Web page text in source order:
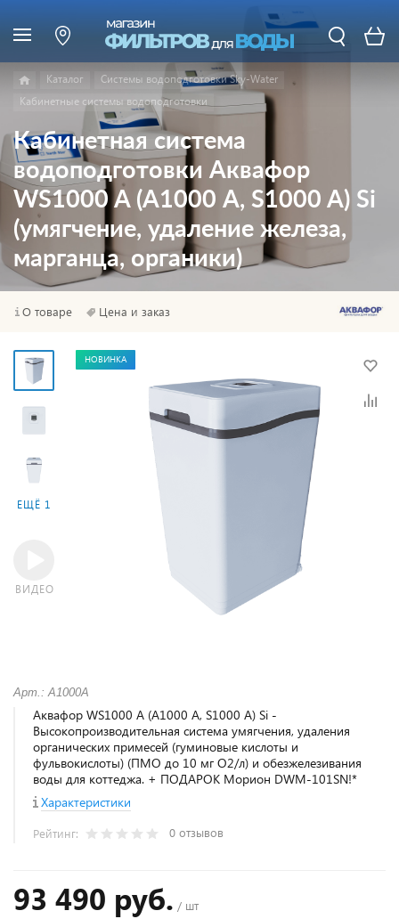
Каталог
Системы водоподготовки Sky-Water
Кабинетные системы водоподготовки
Кабинетная система
водоподготовки Аквафор
WS1000 A (А1000 A, S1000 A) Si
(умягчение, удаление железа,
марганца, органики)
О товаре Цена и заказ
ЕЩЁ 1
ВИДЕО
НОВИНКА
Арт.: A1000A
Аквафор WS1000 A (А1000 A, S1000 A) Si -
Высокопроизводительная система умягчения, удаления
органических примесей (гуминовые кислоты и
фульвокислоты) (ПМО до 10 мг О2/л) и обезжелезивания
воды для коттеджа. + ПОДАРОК Морион DWM-101SN!*
Характеристики
Рейтинг: 0 отзывов
93 490 руб. / шт